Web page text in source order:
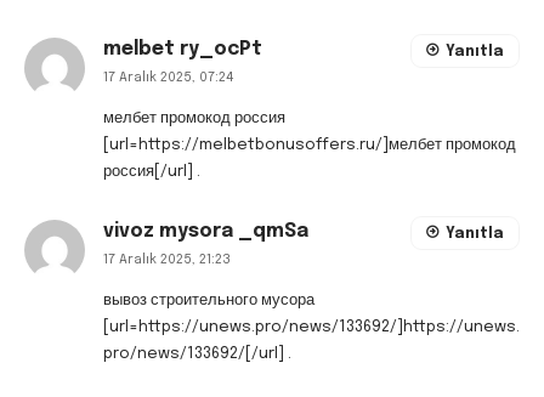
melbet ry_ocPt
17 Aralık 2025, 07:24
мелбет промокод россия
[url=https://melbetbonusoffers.ru/]мелбет промокод
россия[/url] .
Yanıtla
vivoz mysora _qmSa
17 Aralık 2025, 21:23
вывоз строительного мусора
[url=https://unews.pro/news/133692/]https://unews.
pro/news/133692/[/url] .
Yanıtla